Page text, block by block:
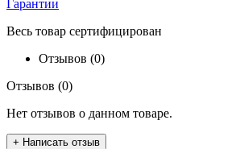
Гарантии
Весь товар сертифицирован
Отзывов (0)
Отзывов (0)
Нет отзывов о данном товаре.
+ Написать отзыв